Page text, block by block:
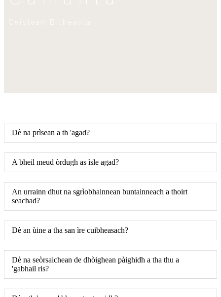
Dè na prìsean a th 'agad?
A bheil meud òrdugh as ìsle agad?
An urrainn dhut na sgrìobhainnean buntainneach a thoirt
seachad?
Dè an ùine a tha san ìre cuibheasach?
Dè na seòrsaichean de dhòighean pàighidh a tha thu a
'gabhail ris?